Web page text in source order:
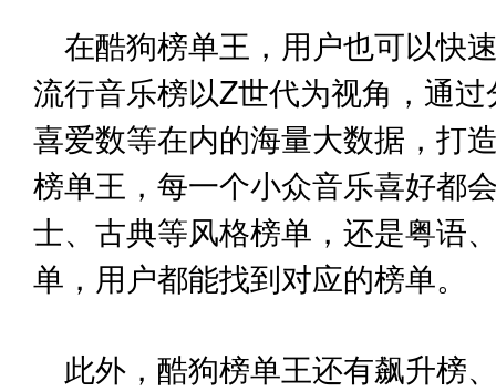
在酷狗榜单王，用户也可以快
流行音乐榜以Z世代为视角，通
喜爱数等在内的海量大数据，打
榜单王，每一个小众音乐喜好都
士、古典等风格榜单，还是粤语
单，用户都能找到对应的榜单。
此外，酷狗榜单王还有飙升榜